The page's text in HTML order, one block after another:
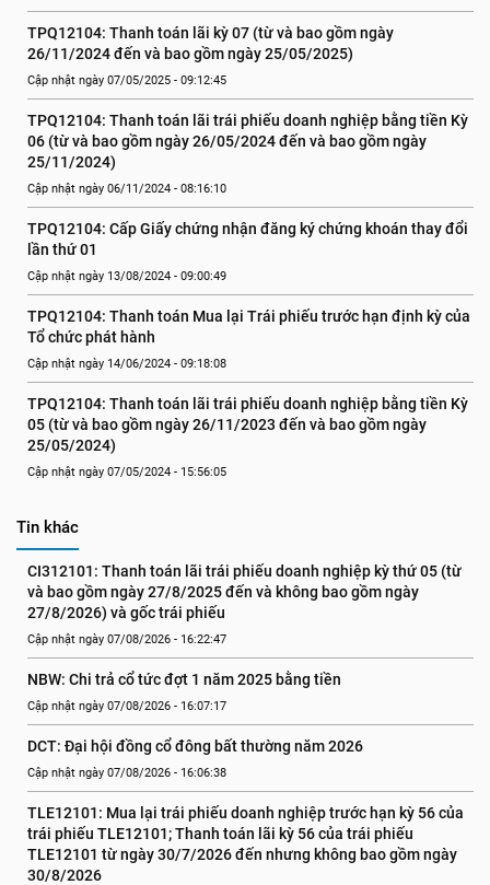
TPQ12104: Thanh toán lãi kỳ 07 (từ và bao gồm ngày
26/11/2024 đến và bao gồm ngày 25/05/2025)
Cập nhật ngày 07/05/2025 - 09:12:45
TPQ12104: Thanh toán lãi trái phiếu doanh nghiệp bằng tiền Kỳ
06 (từ và bao gồm ngày 26/05/2024 đến và bao gồm ngày
25/11/2024)
Cập nhật ngày 06/11/2024 - 08:16:10
TPQ12104: Cấp Giấy chứng nhận đăng ký chứng khoán thay đổi
lần thứ 01
Cập nhật ngày 13/08/2024 - 09:00:49
TPQ12104: Thanh toán Mua lại Trái phiếu trước hạn định kỳ của
Tổ chức phát hành
Cập nhật ngày 14/06/2024 - 09:18:08
TPQ12104: Thanh toán lãi trái phiếu doanh nghiệp bằng tiền Kỳ
05 (từ và bao gồm ngày 26/11/2023 đến và bao gồm ngày
25/05/2024)
Cập nhật ngày 07/05/2024 - 15:56:05
Tin khác
CI312101: Thanh toán lãi trái phiếu doanh nghiệp kỳ thứ 05 (từ
và bao gồm ngày 27/8/2025 đến và không bao gồm ngày
27/8/2026) và gốc trái phiếu
Cập nhật ngày 07/08/2026 - 16:22:47
NBW: Chi trả cổ tức đợt 1 năm 2025 bằng tiền
Cập nhật ngày 07/08/2026 - 16:07:17
DCT: Đại hội đồng cổ đông bất thường năm 2026
Cập nhật ngày 07/08/2026 - 16:06:38
TLE12101: Mua lại trái phiếu doanh nghiệp trước hạn kỳ 56 của
trái phiếu TLE12101; Thanh toán lãi kỳ 56 của trái phiếu
TLE12101 từ ngày 30/7/2026 đến nhưng không bao gồm ngày
30/8/2026